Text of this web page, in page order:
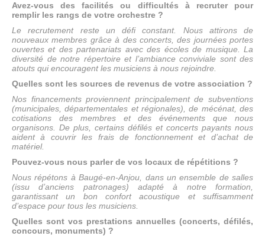
Avez-vous des facilités ou difficultés à recruter pour
remplir les rangs de votre orchestre ?
Le recrutement reste un défi constant. Nous attirons de
nouveaux membres grâce à des concerts, des journées portes
ouvertes et des partenariats avec des écoles de musique. La
diversité de notre répertoire et l’ambiance conviviale sont des
atouts qui encouragent les musiciens à nous rejoindre.
Quelles sont les sources de revenus de votre association ?
Nos financements proviennent principalement de subventions
(municipales, départementales et régionales), de mécénat, des
cotisations des membres et des événements que nous
organisons. De plus, certains défilés et concerts payants nous
aident à couvrir les frais de fonctionnement et d’achat de
matériel.
Pouvez-vous nous parler de vos locaux de répétitions ?
Nous répétons à Baugé-en-Anjou, dans un ensemble de salles
(issu d’anciens patronages) adapté à notre formation,
garantissant un bon confort acoustique et suffisamment
d’espace pour tous les musiciens.
Quelles sont vos prestations annuelles (concerts, défilés,
concours, monuments) ?